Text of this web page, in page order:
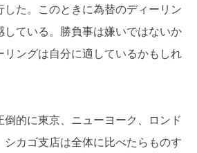
した。このときに為替のディーリン
している。勝負事は嫌いではないか
リングは自分に適しているかもしれ
的に東京、ニューヨーク、ロンド
シカゴ支店は全体に比べたらものす